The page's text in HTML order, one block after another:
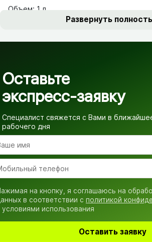
Объем: 1 л
Развернуть
Оставьте
экспресс-заявку
Специалист свяжется с Вами в
рабочего дня
на кнопку, я соглашаюсь на
в соответствии с политикой
условиями использования
Оставить заявку